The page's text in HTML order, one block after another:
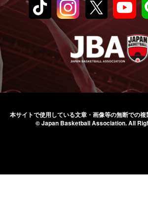
本サイトで使用している文章・画像等の無断での複
© Japan Basketball Association.All